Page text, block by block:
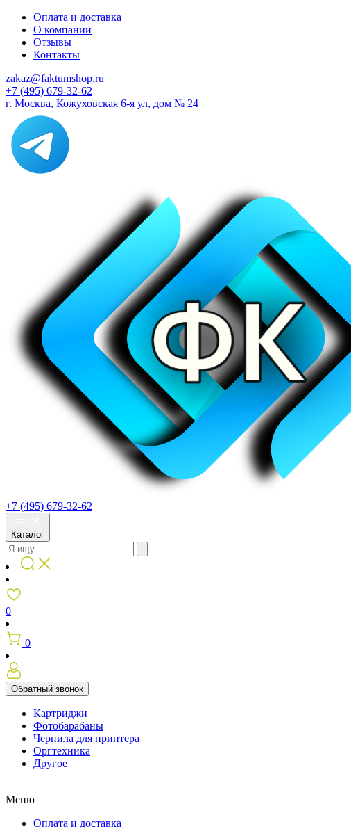
Оплата и доставка
О компании
Отзывы
Контакты
zakaz@faktumshop.ru
+7 (495) 679-32-62
г. Москва, Кожуховская 6-я ул, дом № 24
+7 (495) 679-32-62
Каталог
0
0
Обратный звонок
Картриджи
Фотобарабаны
Чернила для принтера
Оргтехника
Другое
Меню
Оплата и доставка